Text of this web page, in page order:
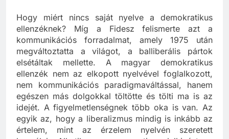
Hogy miért nincs saját nyelve a demokratikus
ellenzéknek? Míg a Fidesz felismerte azt a
kommunikációs forradalmat, amely 1975 után
megváltoztatta a világot, a balliberális pártok
elsétáltak mellette. A magyar demokratikus
ellenzék nem az elkopott nyelvével foglalkozott,
nem kommunikációs paradigmaváltással, hanem
egészen más dolgokkal töltötte és tölti ma is az
idejét. A figyelmetlenségnek több oka is van. Az
egyik az, hogy a liberalizmus mindig is inkább az
értelem, mint az érzelem nyelvén szeretett